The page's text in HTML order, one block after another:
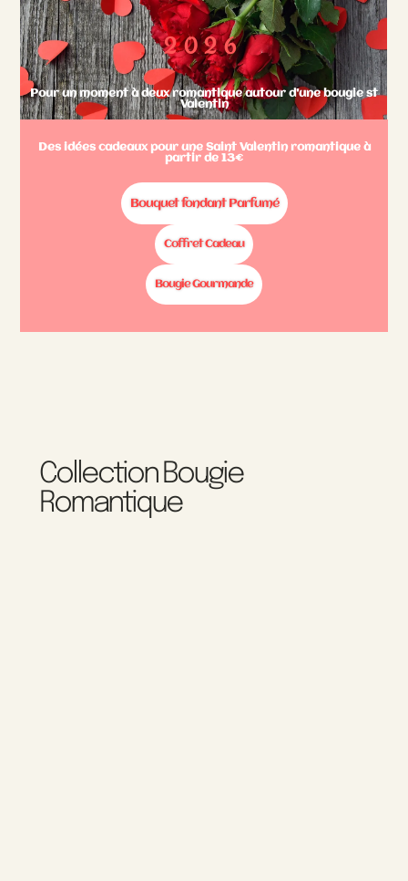
2026
Pour un moment à deux romantique autour d'une bougie st
Valentin
Des idées cadeaux pour une Saint Valentin romantique à
partir de 13€
Bouquet fondant Parfumé
Coffret Cadeau
Bougie Gourmande
Collection Bougie
Romantique